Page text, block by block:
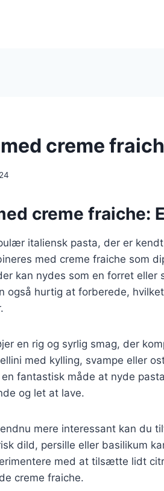
creme
creme fraiche:
italiensk pasta, der er
med creme fraiche som
kan nydes som en forret eller
også hurtig at forberede,
en rig og syrlig smag, der
med kylling, svampe eller
en fantastisk måde at nyde
og let at lave.
mere interessant kan du
dild, persille eller basilikum
med at tilsætte lidt
creme fraiche.